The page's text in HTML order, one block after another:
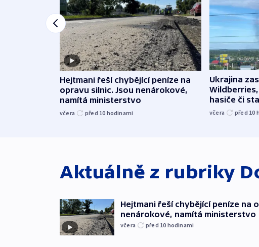
Hejtmani řeší chybějící peníze na
opravu silnic. Jsou nenárokové,
namítá ministerstvo
včera před 10 hodinami
Ukrajina
hasiče či
včera před 10
Aktuálně z rubriky
Hejtmani řeší chybějící peníze na
nenárokové, namítá ministerstvo
včera před 10 hodinami